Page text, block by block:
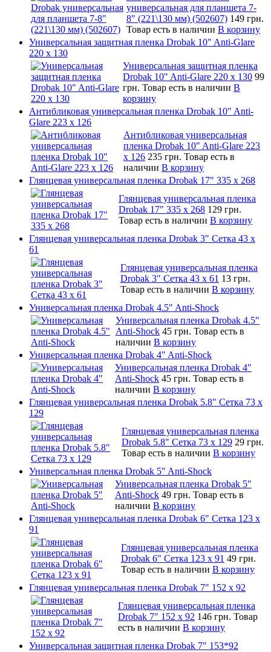
универсальная для планшета 7-
8" (221\130 мм) (502607) 149 грн.
Товар есть в наличии В корзину
Универсальная защитная пленка Drobak 10" Anti-Glare
220 x 130
Универсальная защитная пленка
Drobak 10" Anti-Glare 220 x 130 99
грн. Товар есть в наличии В
корзину
Антибликовая универсальная пленка Drobak 10" Anti-
Glare 223 x 126
Антибликовая универсальная
пленка Drobak 10" Anti-Glare 223
x 126 235 грн. Товар есть в
наличии В корзину
Глянцевая универсальная пленка Drobak 17" 335 х 268
Глянцевая универсальная пленка
Drobak 17" 335 х 268 129 грн.
Товар есть в наличии В корзину
Глянцевая универсальная пленка Drobak 3" Сетка 43 x
61
Глянцевая универсальная пленка
Drobak 3" Сетка 43 x 61 13 грн.
Товар есть в наличии В корзину
Универсальная пленка Drobak 4.5" Anti-Shock
Универсальная пленка Drobak 4.5"
Anti-Shock 45 грн. Товар есть в
наличии В корзину
Универсальная пленка Drobak 4" Anti-Shock
Универсальная пленка Drobak 4"
Anti-Shock 45 грн. Товар есть в
наличии В корзину
Глянцевая универсальная пленка Drobak 5.8" Сетка 73 x
129
Глянцевая универсальная пленка
Drobak 5.8" Сетка 73 x 129 29 грн.
Товар есть в наличии В корзину
Универсальная пленка Drobak 5" Anti-Shock
Универсальная пленка Drobak 5"
Anti-Shock 49 грн. Товар есть в
наличии В корзину
Глянцевая универсальная пленка Drobak 6" Сетка 123 х
91
Глянцевая универсальная пленка
Drobak 6" Сетка 123 х 91 49 грн.
Товар есть в наличии В корзину
Глянцевая универсальная пленка Drobak 7" 152 x 92
Глянцевая универсальная пленка
Drobak 7" 152 x 92 146 грн. Товар
есть в наличии В корзину
Универсальная защитная пленка Drobak 7" 153*92